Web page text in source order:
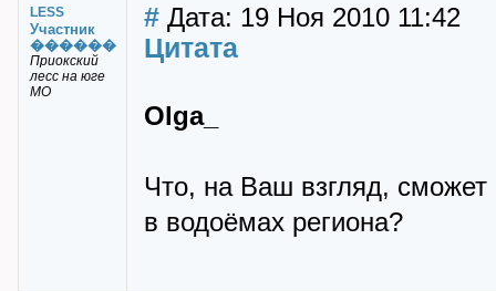
LESS
Участник
������
Приокский
лесс на юге
МО
# Дата: 19 Ноя 2010 11:42
Цитата
Olga_
Что, на Ваш взгляд, сможет
в водоёмах региона?